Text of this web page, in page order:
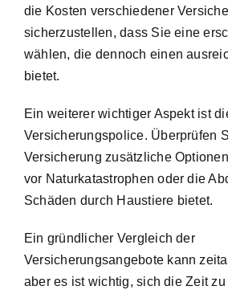
die Kosten verschiedener
sicherzustellen, dass Sie eine
wählen, die dennoch einen
bietet.
Ein weiterer wichtiger Aspekt ist
Versicherungspolice. Überprüfen
Versicherung zusätzliche
vor Naturkatastrophen oder die
Schäden durch Haustiere bietet.
Ein gründlicher Vergleich der
Versicherungsangebote kann
aber es ist wichtig, sich die Zeit